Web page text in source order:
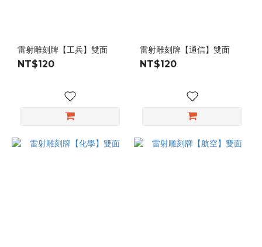
雷射雕刻牌【工兵】雙面
NT$120
雷射雕刻牌【通信】雙面
NT$120